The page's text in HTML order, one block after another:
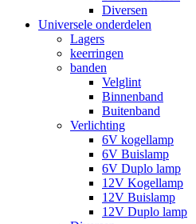
Diversen
Universele onderdelen
Lagers
keerringen
banden
Velglint
Binnenband
Buitenband
Verlichting
6V kogellamp
6V Buislamp
6V Duplo lamp
12V Kogellamp
12V Buislamp
12V Duplo lamp